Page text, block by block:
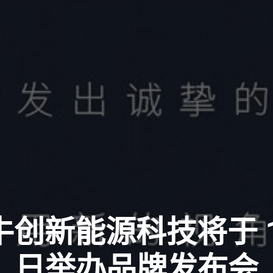
创新能源科技将于